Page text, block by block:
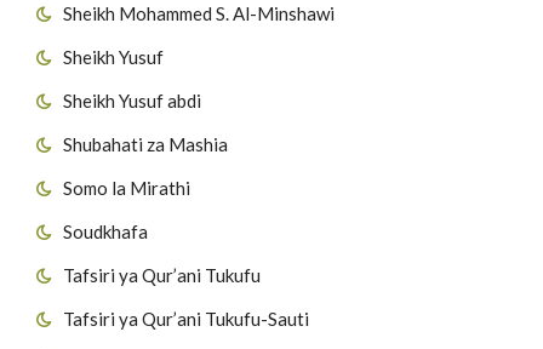
Sheikh Mohammed S. Al-Minshawi
Sheikh Yusuf
Sheikh Yusuf abdi
Shubahati za Mashia
Somo la Mirathi
Soudkhafa
Tafsiri ya Qur’ani Tukufu
Tafsiri ya Qur’ani Tukufu-Sauti